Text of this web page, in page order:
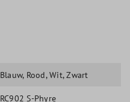
Blauw, Rood, Wit, Zwart
RC902 S-Phyre